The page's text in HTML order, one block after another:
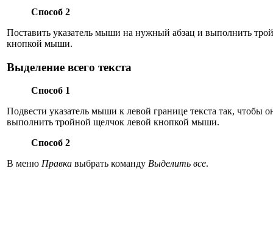
Способ 2
Поставить указатель мыши на нужный абзац и выполнить
кнопкой мыши.
Выделение всего текста
Способ 1
Подвести указатель мыши к левой границе текста так, чтобы
выполнить тройной щелчок левой кнопкой мыши.
Способ 2
В меню Правка выбрать команду Выделить все.